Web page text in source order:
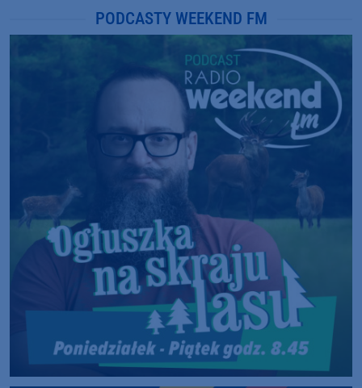
PODCASTY WEEKEND FM